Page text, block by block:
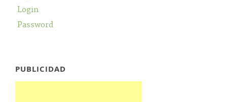
Login
Password
PUBLICIDAD